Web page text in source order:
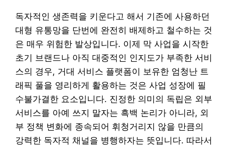
독자적인 생존력을 키운다고 해서 기존에 사용하던
대형 유통망을 단번에 완전히 배제하고 철수하는 것
은 매우 위험한 발상입니다. 이제 막 사업을 시작한
초기 브랜드나 아직 대중적인 인지도가 부족한 서비
스의 경우, 거대 서비스 플랫폼이 보유한 엄청난 트
래픽 풀을 영리하게 활용하는 것은 사업 성장에 필
수불가결한 요소입니다. 진정한 의미의 독립은 외부
서비스를 아예 쓰지 말자는 흑백 논리가 아니라, 외
부 정책 변화에 종속되어 휘청거리지 않을 만큼의
강력한 독자적 채널을 병행하자는 뜻입니다. 따라서